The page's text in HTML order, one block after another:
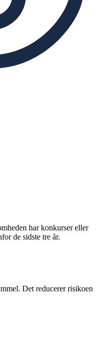
har konkurser eller
de sidste tre år.
Det reducerer risikoen